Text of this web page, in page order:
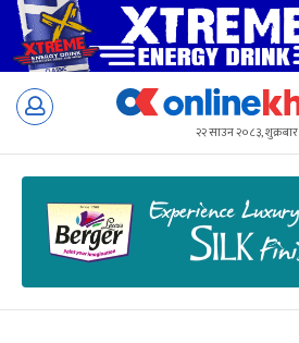
Skip
२२ साउन २०८३, शुक्रबार